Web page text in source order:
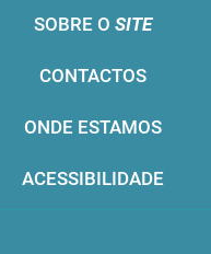
SOBRE O SITE
CONTACTOS
ONDE ESTAMOS
ACESSIBILIDADE